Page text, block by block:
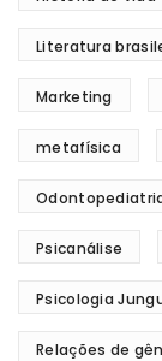
Literatura
Marketing
metafísica
Psicanálise
Psicologia
Relações de